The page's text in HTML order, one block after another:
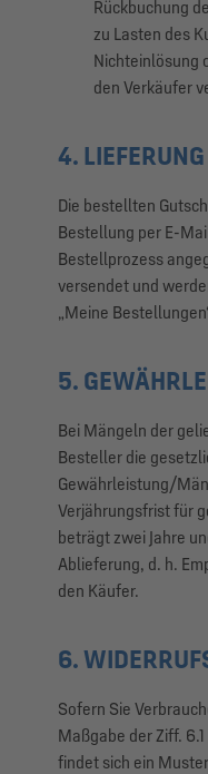
Rückbuchung
zu Lasten des
Nichteinlösung
den Verkäufer
4. LIEFERUNG
Die bestellten
Bestellung per E-
Bestellprozess
versendet und
„Meine
5.
Bei Mängeln der
Besteller die
Gewährleistung/
Verjährungsfrist für
beträgt zwei Jahre
Ablieferung, d. h.
den Käufer.
6.
Sofern Sie
Maßgabe der Ziff.
findet sich ein